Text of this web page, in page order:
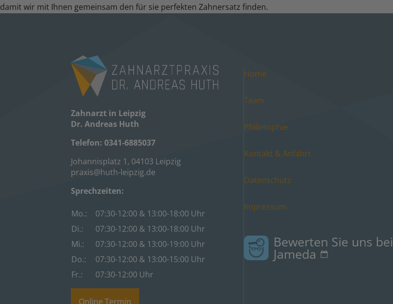
damit wir mit Ihnen gemeinsam den für sie perfekten Zahnersatz finden.
Zahnarzt in Leipzig
Dr. Andreas Huth
Telefon: 0341-6885037
Johannisplatz 1, 04103 Leipzig
praxis@huth-leipzig.de
Sprechzeiten:
Mo.:
07:30-12:00 & 13:00-18:00 Uhr
Di.:
07:30-12:00 & 13:00-18:00 Uhr
Mi.:
07:30-12:00 & 13:00-19:00 Uhr
Do.:
07:30-12:00 & 13:00-15:00 Uhr
Fr.:
07:30-12:00 Uhr
Online Termin
Home
Team
Philosophie
Kontakt & Anfahrt
Datenschutz
Impressum
Bewerten Sie uns bei
Jameda